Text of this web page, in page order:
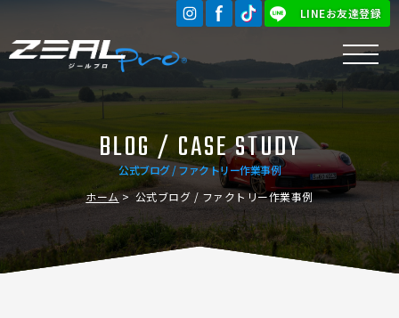
LINEお友達登録
公式ブログ / ファクトリー作業事例
BLOG / CASE STUDY
ホーム 公式ブログ / ファクトリー作業事例